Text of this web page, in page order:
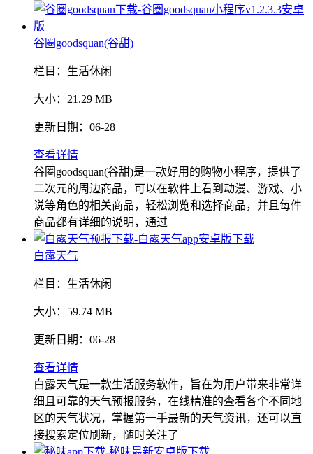
谷圈goodsquan(谷甜)
栏目： 生活休闲
大小： 21.29 MB
更新日期： 06-28
查看详情
谷圈goodsquan(谷甜)是一款好用的购物小程序，提供了
二次元的周边商品，可以在软件上看到动漫、游戏、小
说等角色的相关商品，轻松浏览和选择商品，并且每件
商品都有详细的说明，通过
白露天气
栏目： 生活休闲
大小： 59.74 MB
更新日期： 06-28
查看详情
白露天气是一款生活服务软件，旨在为用户带来非常详
细且可靠的天气预报服务，在线精准的查看各个不同地
区的天气状况，掌握第一手最新的天气资讯，还可以直
接搜索定位刷新，随时关注了